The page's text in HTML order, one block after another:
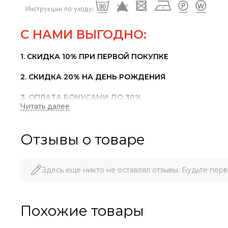
С НАМИ ВЫГОДНО:
1. СКИДКА 10% ПРИ ПЕРВОЙ ПОКУПКЕ
2. СКИДКА 20% НА ДЕНЬ РОЖДЕНИЯ
3. ОПЛАТА БОНУСАМИ ДО 30%
Отзывы о товаре
Здесь еще никто не оставлял отзывы. Будьте
Похожие товары